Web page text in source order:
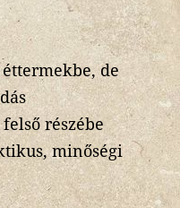
de
részébe
minőségi